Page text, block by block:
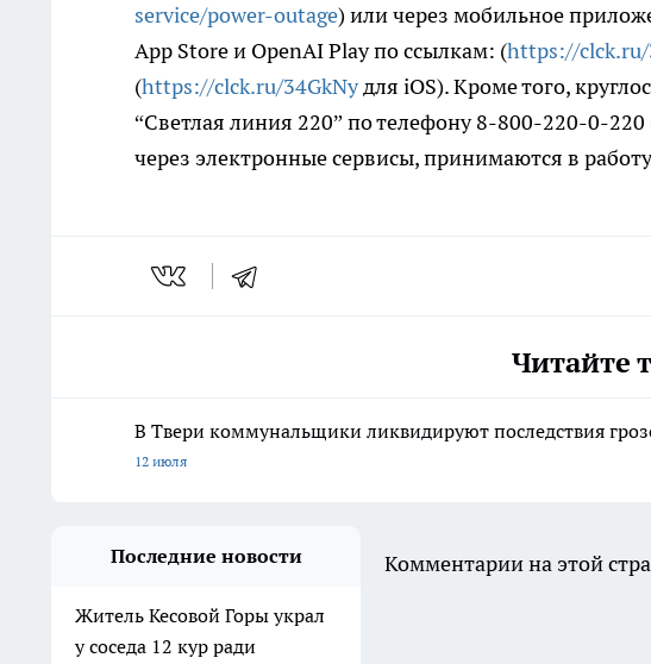
service/power-outage) или через мобильное
App Store и OpenAI Play по ссылкам: (https://clck.ru/
(https://clck.ru/34GkNyдля iOS). Кроме того,
“Светлая линия 220” по телефону 8-800-220-0-
через электронные сервисы, принимаются в
Читайте
В Твери коммунальщики ликвидируют последствия
12 июля
Последние новости
Житель Кесовой Горы украл
у соседа 12 кур ради
Комментарии на этой